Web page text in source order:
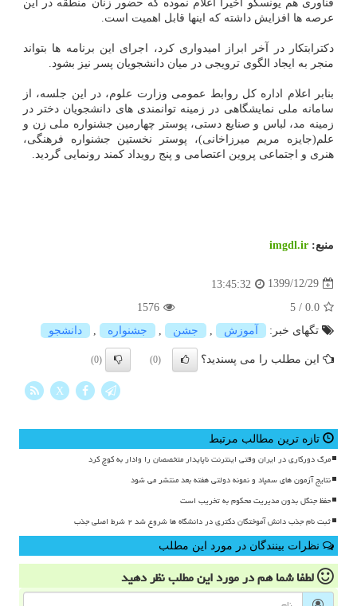
فناوری هم یونسکو اخیراً اعلام نموده که حضور زنان منطقه در این
عرصه ها افزایش داشته که اینها قابل اهمیت است.
دکترابتکار در آخر ابراز امیدواری کرد، اجرای این برنامه ها بتواند
منجر به ایجاد الگوی ترویجی در میان دانشجویان پسر نیز بشود.
بنابر اعلام اداره کل روابط عمومی وزارت علوم، در این جلسه، از
سامانه ملی نمایشگاهی در زمینه توانمندی های دانشجویان دختر در
زمینه مد، لباس و صنایع دستی، پوستر چهارمین جشنواره ملی زن و
علم(جایزه مریم میرزاخانی)، پوستر نخستین جشنواره فرهنگی،
هنری و اجتماعی پروین اعتصامی و پنج رویداد کمند رونمایی گردید.
منبع: imgdl.ir
1399/12/29
13:45:32
0.0
/
5
1576
تگهای خبر:
آموزش جشن جشنواره دانشجو
این مطلب را می پسندید؟ (0)
(0)
X
تازه ترین مطالب مرتبط
مرگ دورکاری در ایران وقتی اینترنت ناپایدار متخصصان را وادار به کوچ کرد
نتایج آزمون های سمپاد و نمونه دولتی هفته بعد منتشر می شود
حفظ جنگل بدون مدیریت محکوم به تخریب است
ثبت نام جذب دانش آموختگان دکتری در دانشگاه ها شروع شد ۲ شرط اصلی جذب
نظرات بینندگان در مورد این مطلب
لطفا شما همدر مورد این مطلبنظر دهید